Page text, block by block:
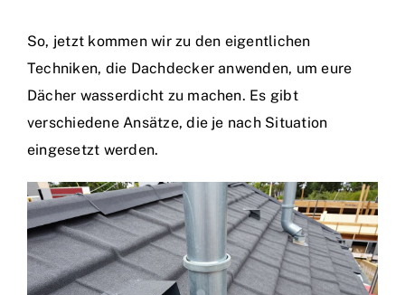
So, jetzt kommen wir zu den eigentlichen
Techniken, die Dachdecker anwenden, um eure
Dächer wasserdicht zu machen. Es gibt
verschiedene Ansätze, die je nach Situation
eingesetzt werden.